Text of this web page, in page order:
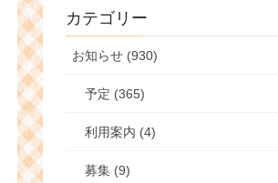
カテゴリー
お知らせ (930)
予定 (365)
利用案内 (4)
募集 (9)